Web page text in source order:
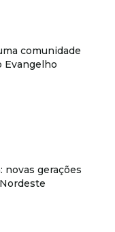
comunidade
Evangelho
novas gerações